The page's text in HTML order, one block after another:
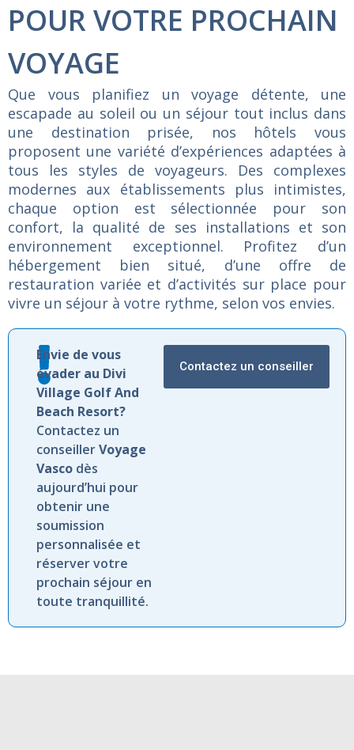
POUR VOTRE PROCHAIN
VOYAGE
Que vous planifiez un voyage détente, une
escapade au soleil ou un séjour tout inclus dans
une destination prisée, nos hôtelsvous
proposent une variété d’expériences adaptées à
tous les styles de voyageurs. Des complexes
modernes aux établissements plus intimistes,
chaque option est sélectionnée pour son
confort, la qualité de ses installations et son
environnement exceptionnel. Profitez d’un
hébergement bien situé, d’une offre de
restauration variée et d’activités sur place pour
vivre un séjour à votre rythme, selon vos envies.
Envie de vous
évader au Divi
Village Golf And
Beach Resort?
Contactez un
conseillerVoyage
Vascodès
aujourd’hui pour
obtenir une
soumission
personnalisée et
réserver votre
prochain séjour en
toute tranquillité.
Contactez un conseiller